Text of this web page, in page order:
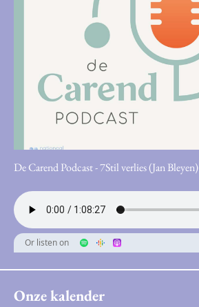
De Carend Podcast - 7Stil verlies (Jan Bleyen)
Or listen on
Onze kalender